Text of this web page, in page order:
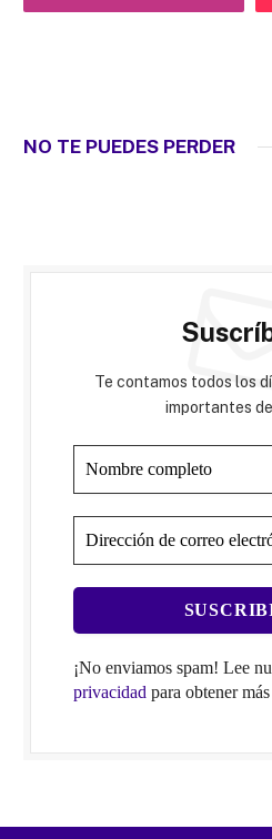
NO TE PUEDES PERDER
Te contamos todos los
importantes
¡No enviamos spam! Lee
privacidad para obtener